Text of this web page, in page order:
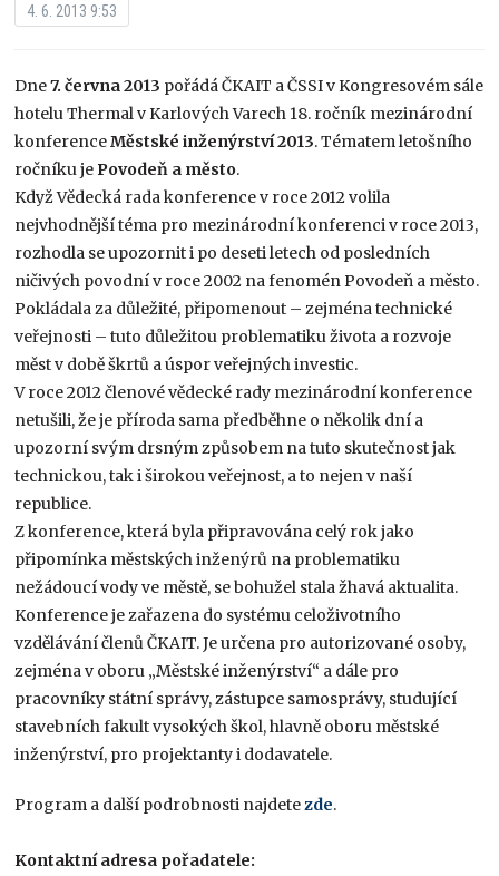
4. 6. 2013 9:53
Dne7. června 2013 pořádá ČKAIT a ČSSI v Kongresovém sále
hotelu Thermal v Karlových Varech 18. ročník mezinárodní
konferenceMěstské inženýrství 2013. Tématem letošního
ročníku je Povodeň a město.
Když Vědecká rada konference v roce 2012 volila
nejvhodnější téma pro mezinárodní konferenci v roce 2013,
rozhodla se upozornit i po deseti letech od posledních
ničivých povodní v roce 2002 na fenomén Povodeň a město.
Pokládala za důležité, připomenout – zejména technické
veřejnosti – tuto důležitou problematiku života a rozvoje
měst v době škrtů a úspor veřejných investic.
V roce 2012 členové vědecké rady mezinárodní konference
netušili, že je příroda sama předběhne o několik dní a
upozorní svým drsným způsobem na tuto skutečnost jak
technickou, tak i širokou veřejnost, a to nejen v naší
republice.
Z konference, která byla připravována celý rok jako
připomínka městských inženýrů na problematiku
nežádoucí vody ve městě, se bohužel stala žhavá aktualita.
Konference je zařazena do systému celoživotního
vzdělávání členů ČKAIT. Je určena pro autorizované osoby,
zejména v oboru „Městské inženýrství“ a dále pro
pracovníky státní správy, zástupce samosprávy, studující
stavebních fakult vysokých škol, hlavně oboru městské
inženýrství, pro projektanty i dodavatele.
Program a další podrobnosti najdete zde.
Kontaktní adresa pořadatele: